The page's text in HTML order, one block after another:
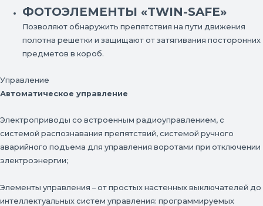
ФОТОЭЛЕМЕНТЫ «TWIN-SAFE»
Позволяют обнаружить препятствия на пути движения
полотна решетки и защищают от затягивания посторонних
предметов в короб.
Управление
Автоматическое управление
Электроприводы со встроенным радиоуправлением, с
системой распознавания препятствий, системой ручного
аварийного подъема для управления воротами при отключении
электроэнергии;
Элементы управления – от простых настенных выключателей до
интеллектуальных систем управления: программируемых